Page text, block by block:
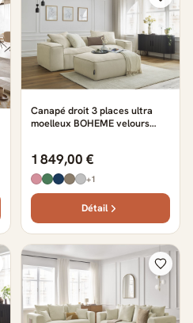
Canapé droit 3 places ultra
moelleux BOHEME velours
1 849,00 €
+1
Détail